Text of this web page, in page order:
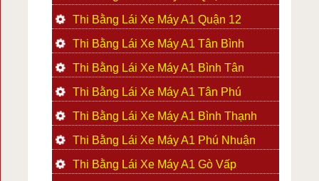
Thi Bằng Lái Xe Máy A1 Quận 12
Thi Bằng Lái Xe Máy A1 Tân Bình
Thi Bằng Lái Xe Máy A1 Bình Tân
Thi Bằng Lái Xe Máy A1 Tân Phú
Thi Bằng Lái Xe Máy A1 Bình Thạnh
Thi Bằng Lái Xe Máy A1 Phú Nhuận
Thi Bằng Lái Xe Máy A1 Gò Vấp